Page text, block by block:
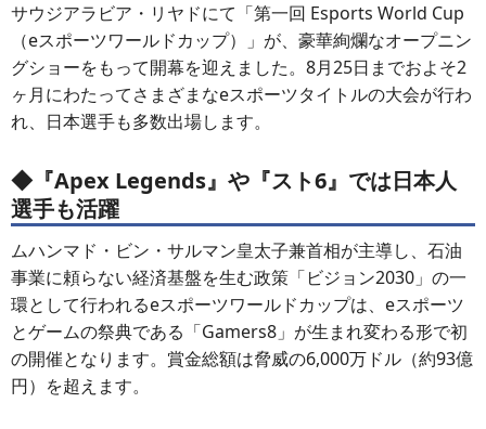
サウジアラビア・リヤドにて「第一回 Esports World Cup
（eスポーツワールドカップ）」が、豪華絢爛なオープニン
グショーをもって開幕を迎えました。8月25日までおよそ2
ヶ月にわたってさまざまなeスポーツタイトルの大会が行わ
れ、日本選手も多数出場します。
◆『Apex Legends』や『スト6』では日本人
選手も活躍
ムハンマド・ビン・サルマン皇太子兼首相が主導し、石油
事業に頼らない経済基盤を生む政策「ビジョン2030」の一
環として行われるeスポーツワールドカップは、eスポーツ
とゲームの祭典である「Gamers8」が生まれ変わる形で初
の開催となります。賞金総額は脅威の6,000万ドル（約93億
円）を超えます。